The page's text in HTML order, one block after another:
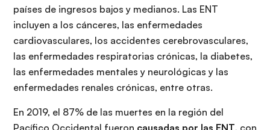
países de ingresos bajos y medianos. Las ENT
incluyen a los cánceres, las enfermedades
cardiovasculares, los accidentes cerebrovasculares,
las enfermedades respiratorias crónicas, la diabetes,
las enfermedades mentales y neurológicas y las
enfermedades renales crónicas, entre otras.
En 2019, el 87% de las muertes en la región del
Pacífico Occidental fueron causadas por las ENT, con